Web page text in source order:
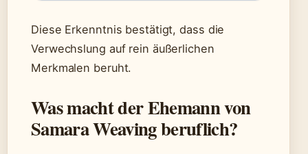
Diese Erkenntnis bestätigt, dass die
Verwechslung auf rein äußerlichen
Merkmalen beruht.
Was macht der Ehemann von
Samara Weaving beruflich?